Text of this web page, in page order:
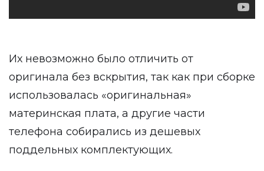
Их невозможно было отличить от
оригинала без вскрытия, так как при сборке
использовалась «оригинальная»
материнская плата, а другие части
телефона собирались из дешевых
поддельных комплектующих.